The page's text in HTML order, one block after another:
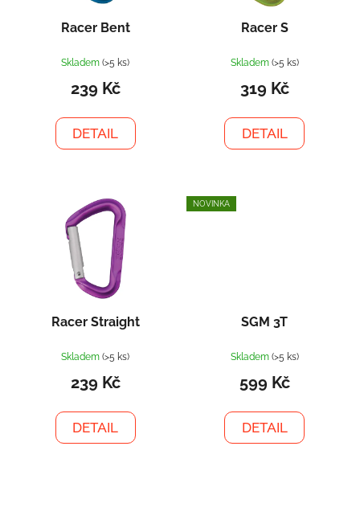
Racer Bent
Skladem(>5 ks)
239 Kč
DETAIL
Racer S
Skladem (>5 ks)
319 Kč
DETAIL
Racer Straight
Skladem(>5 ks)
239 Kč
DETAIL
NOVINKA
SGM 3T
Skladem (>5 ks)
599 Kč
DETAIL